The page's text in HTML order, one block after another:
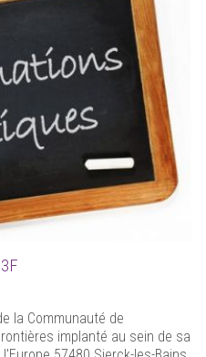
la Communauté de
implanté au sein de sa